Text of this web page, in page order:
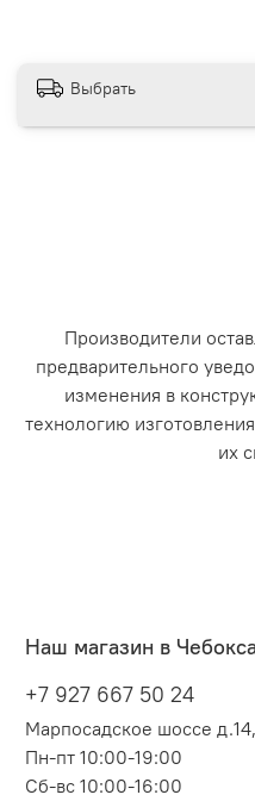
Выбрать
Производители
предварительного
изменения в
технологию
их
Наш магазин в
+7 927 667 50 24
Марпосадское шоссе
Пн-пт 10:00-19:00
Сб-вс 10:00-16:00